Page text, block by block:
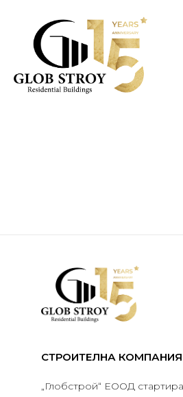
СТРОИТЕЛНА
„Глобстрой“ ЕООД